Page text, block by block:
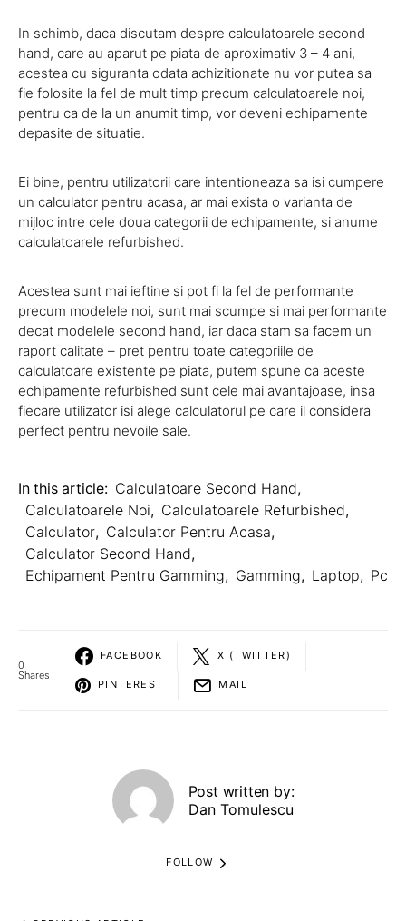
In schimb, daca discutam despre calculatoarele second
hand, care au aparut pe piata de aproximativ 3 – 4 ani,
acestea cu siguranta odata achizitionate nu vor putea sa
fie folosite la fel de mult timp precum calculatoarele noi,
pentru ca de la un anumit timp, vor deveni echipamente
depasite de situatie.
Ei bine, pentru utilizatorii care intentioneaza sa isi cumpere
un calculator pentru acasa, ar mai exista o varianta de
mijloc intre cele doua categorii de echipamente, si anume
calculatoarele refurbished.
Acestea sunt mai ieftine si pot fi la fel de performante
precum modelele noi, sunt mai scumpe si mai performante
decat modelele second hand, iar daca stam sa facem un
raport calitate – pret pentru toate categoriile de
calculatoare existente pe piata, putem spune ca aceste
echipamente refurbished sunt cele mai avantajoase, insa
fiecare utilizator isi alege calculatorul pe care il considera
perfect pentru nevoile sale.
In this article: Calculatoare Second Hand,
Calculatoarele Noi, Calculatoarele Refurbished,
Calculator, Calculator Pentru Acasa,
Calculator Second Hand,
Echipament Pentru Gamming, Gamming, Laptop, Pc
0
Shares
FACEBOOK X (TWITTER)
PINTEREST MAIL
Post written by:
Dan Tomulescu
FOLLOW